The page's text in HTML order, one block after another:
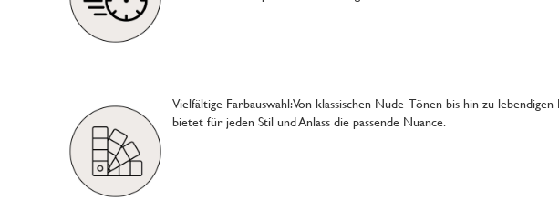
Vielfältige Farbauswahl: Von klassischen Nude-Tönen bis hin zu
bietet für jeden Stil und Anlass die passende Nuance.